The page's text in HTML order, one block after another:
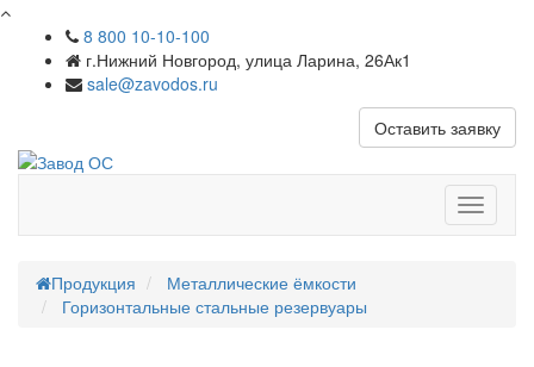
8 800 10-10-100
г.Нижний Новгород, улица Ларина, 26Ак1
sale@zavodos.ru
Оставить заявку
меню
Продукция
Металлические ёмкости
Горизонтальные стальные резервуары